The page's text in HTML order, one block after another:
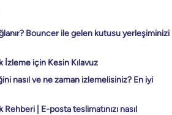
Bouncer ile gelen kutusu yerleşiminizi
İzleme için Kesin Kılavuz
nasıl ve ne zaman izlemelisiniz? En iyi
| E-posta teslimatınızı nasıl